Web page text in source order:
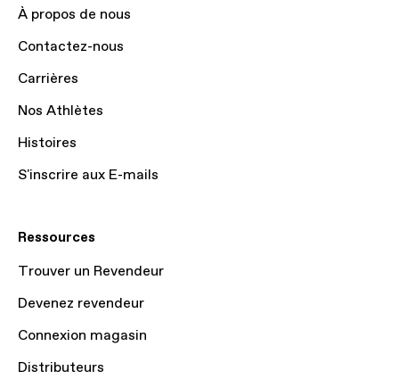
À propos de nous
Contactez-nous
Carrières
Nos Athlètes
Histoires
S'inscrire aux E-mails
Ressources
Trouver un Revendeur
Devenez revendeur
Connexion magasin
Distributeurs